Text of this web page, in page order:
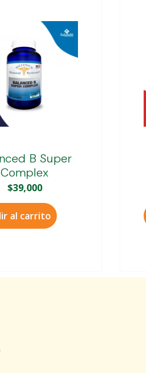
B Super
Complex
$39,000
al carrito